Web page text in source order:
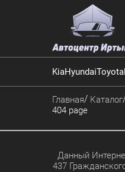
KiaHyundaiToyota
Главная Каталог
404 page
Данный
437